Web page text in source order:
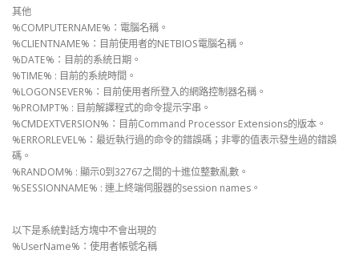
其他
%COMPUTERNAME%：電腦名稱。
%CLIENTNAME%：目前使用者的NETBIOS電腦名稱。
%DATE%：目前的系統日期。
%TIME% : 目前的系統時間。
%LOGONSEVER%：目前使用者所登入的網路控制器名稱。
%PROMPT% : 目前解譯程式的命令提示字串。
%CMDEXTVERSION%：目前Command Processor Extensions的版本。
%ERRORLEVEL%：最近執行過的命令的錯誤碼；非零的值表示發生過的錯誤
碼。
%RANDOM% : 顯示0到32767之間的十進位整數亂數。
%SESSIONNAME% : 連上終端伺服器的session names。
以下是系統對話方塊中不會出現的
%UserName%：使用者帳號名稱